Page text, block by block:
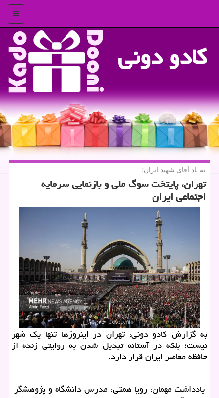
منو
كادو دونی
به یاد آقای شهید ایران؛
تهران، پایتخت سوگ ملی و بازنمایی سرمایه
اجتماعی ایران
به گزارش کادو دونی، تهران در اینروزها تنها یک شهر
نیست؛ بلکه در آستانه تبدیل شدن به روایتی زنده از
حافظه معاصر ایران قرار دارد.
یادداشت مهمان، رویا همتی، مدرس دانشگاه و پژوهشگر